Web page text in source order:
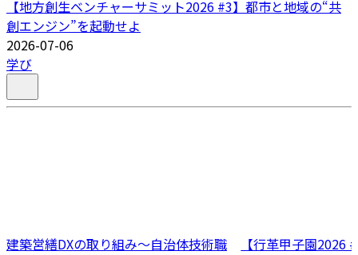
【地方創生ベンチャーサミット2026 #3】都市と地域の“共
創エンジン”を起動せよ
2026-07-06
学び
建築営繕DXの取り組み～自治体技術職
【行革甲子園2026